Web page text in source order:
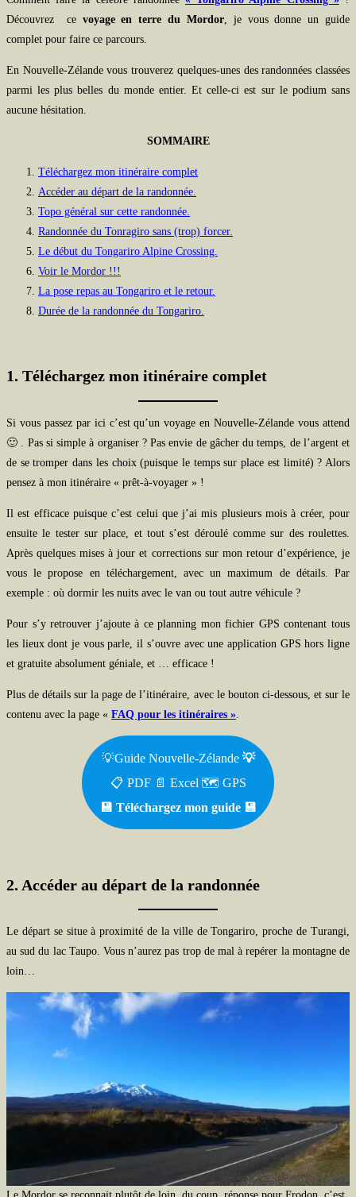
Découvrez ce voyage en terre du Mordor, je vous donne un guide
complet pour faire ce parcours.
En Nouvelle-Zélande vous trouverez quelques-unes des randonnées classées
parmi les plus belles du monde entier. Et celle-ci est sur le podium sans
aucune hésitation.
SOMMAIRE
Téléchargez mon itinéraire complet
Accéder au départ de la randonnée.
Topo général sur cette randonnée.
Randonnée du Tonragiro sans (trop) forcer.
Le début du Tongariro Alpine Crossing.
Voir le Mordor !!!
La pose repas au Tongariro et le retour.
Durée de la randonnée du Tongariro.
1. Téléchargez mon itinéraire complet
Si vous passez par ici c’est qu’un voyage en Nouvelle-Zélande vous attend
🙂 . Pas si simple à organiser ? Pas envie de gâcher du temps, de l’argent et
de se tromper dans les choix (puisque le temps sur place est limité) ? Alors
pensez à mon itinéraire « prêt-à-voyager » !
Il est efficace puisque c’est celui que j’ai mis plusieurs mois à créer, pour
ensuite le tester sur place, et tout s’est déroulé comme sur des roulettes.
Après quelques mises à jour et corrections sur mon retour d’expérience, je
vous le propose en téléchargement, avec un maximum de détails. Par
exemple : où dormir les nuits avec le van ou tout autre véhicule ?
Pour s’y retrouver j’ajoute à ce planning mon fichier GPS contenant tous
les lieux dont je vous parle, il s’ouvre avec une application GPS hors ligne
et gratuite absolument géniale, et … efficace !
Plus de détails sur la page de l’itinéraire, avec le bouton ci-dessous, et sur le
contenu avec la page « FAQ pour les itinéraires ».
💡Guide Nouvelle-Zélande 💡
📋 PDF 📄 Excel 🗺️ GPS
💾 Téléchargez mon guide 💾
2. Accéder au départ de la randonnée
Le départ se situe à proximité de la ville de Tongariro, proche de Turangi,
au sud du lac Taupo. Vous n’aurez pas trop de mal à repérer la montagne de
loin…